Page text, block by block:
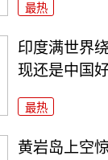
最热
印度满世界
现还是中国好
最热
黄岩岛上空